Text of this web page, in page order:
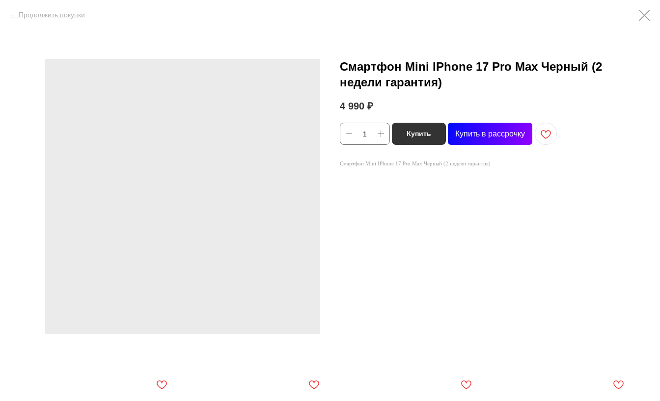
Продолжить покупки
Смартфон Mini IPhone 17 Pro Max Черный (2
недели гарантия)
4 990 ₽
Купить Купить в рассрочку
Смартфон Mini IPhone 17 Pro Max Черный (2 недели гарантия)